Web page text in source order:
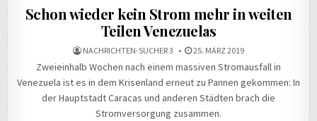
Schon wieder kein Strom mehr in weiten
Teilen Venezuelas
NACHRICHTEN-SUCHER 3 25. MÄRZ 2019
Zweieinhalb Wochen nach einem massiven Stromausfall in
Venezuela ist es in dem Krisenland erneut zu Pannen gekommen: In
der Hauptstadt Caracas und anderen Städten brach die
Stromversorgung zusammen.